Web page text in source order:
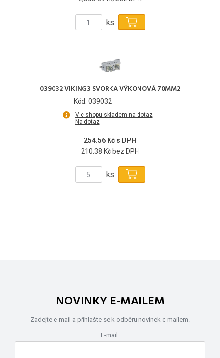
ks
039032 VIKING3 SVORKA VÝKONOVÁ 70MM2
Kód: 039032
V e-shopu skladem na dotaz
Na dotaz
254.56 Kč s DPH
210.38 Kč bez DPH
ks
NOVINKY E-MAILEM
Zadejte e-mail a přihlašte se k odběru novinek e-mailem.
E-mail: